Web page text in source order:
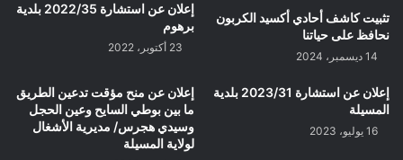
تثبيت كاشف أحادي أكسيد الكربون
نحافظ على حياتنا
14 ديسمبر، 2024
إعلان عن استشارة 2022/35 بلدية
برهوم
23 أكتوبر، 2022
إعلان عن استشارة 2023/31 بلدية
المسيلة
16 يوليو، 2023
إعلان عن منح مؤقت تدعين الطريق
ما بين بوطي السايح وعين الحجل
وسيدي هجرس/ مديرية الأشغال
لولاية المسيلة